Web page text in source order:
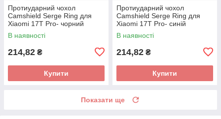
Протиударний чохол
Camshield Serge Ring для
Xiaomi 17T Pro- чорний
В наявності
214,82 ₴
Купити
Протиударний чохол
Camshield Serge Ring для
Xiaomi 17T Pro- синій
В наявності
214,82 ₴
Купити
Показати ще